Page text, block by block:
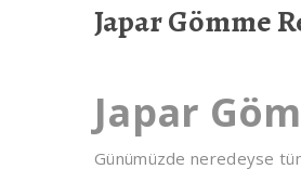
Japar Gömme
Japar
Günümüzde neredeyse